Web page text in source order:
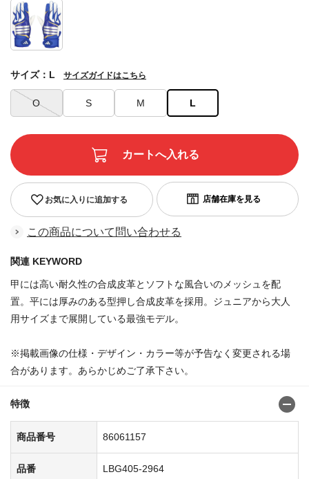
O S M L
サイズ：L サイズガイドはこちら
お気に入りに追加する
この商品について問い合わせる
関連 KEYWORD
甲には高い耐久性の合成皮革とソフトな風合いのメッシュを配
置。平には厚みのある型押し合成皮革を採用。ジュニアから大人
用サイズまで展開している最強モデル。
※掲載画像の仕様・デザイン・カラー等が予告なく変更される場
合があります。あらかじめご了承下さい。
特徴
商品番号 86061157
品番 LBG405-2964